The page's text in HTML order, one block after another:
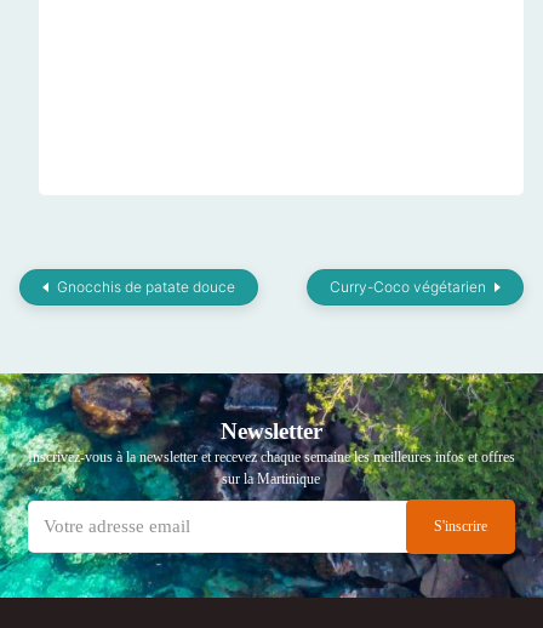
Gnocchis de patate douce Curry-Coco végétarien
Newsletter
Inscrivez-vous à la newsletter et recevez chaque semaine les meilleures infos et offres
sur la Martinique